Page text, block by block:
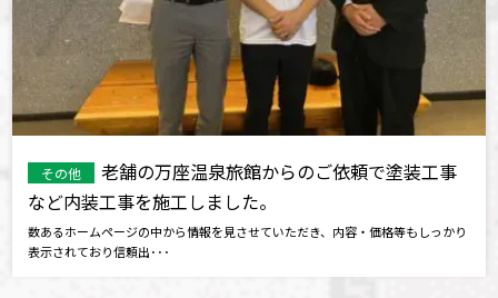
その他
老舗の万座温泉旅館からのご依頼で塗装工事
など内装工事を施工しました。
数あるホームページの中から情報を見させていただき、内容・価格等もしっかり
表示されており信頼出･･･